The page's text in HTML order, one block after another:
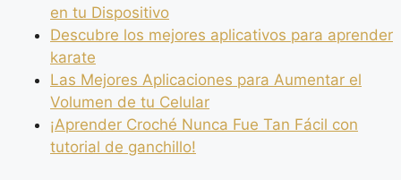
en tu Dispositivo
Descubre los mejores aplicativos para aprender
karate
Las Mejores Aplicaciones para Aumentar el
Volumen de tu Celular
¡Aprender Croché Nunca Fue Tan Fácil con
tutorial de ganchillo!